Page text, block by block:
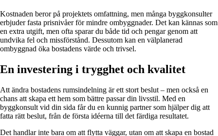
Kostnaden beror på projektets omfattning, men många byggkonsulter
erbjuder fasta prisnivåer för mindre ombyggnader. Det kan kännas som
en extra utgift, men ofta sparar du både tid och pengar genom att
undvika fel och missförstånd. Dessutom kan en välplanerad
ombyggnad öka bostadens värde och trivsel.
En investering i trygghet och kvalitet
Att ändra bostadens rumsindelning är ett stort beslut – men också en
chans att skapa ett hem som bättre passar din livsstil. Med en
byggkonsult vid din sida får du en kunnig partner som hjälper dig att
fatta rätt beslut, från de första idéerna till det färdiga resultatet.
Det handlar inte bara om att flytta väggar, utan om att skapa en bostad